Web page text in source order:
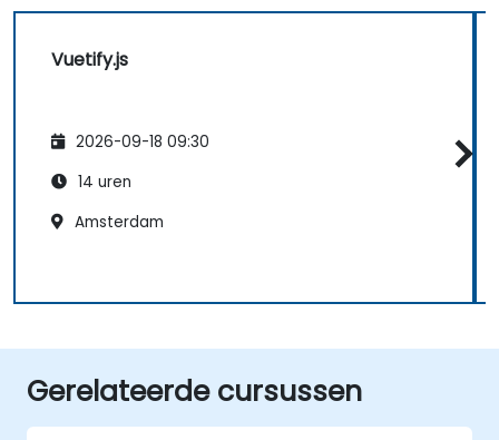
Vuetify.js
2026-09-18 09:30
14 uren
Amsterdam
Gerelateerde cursussen